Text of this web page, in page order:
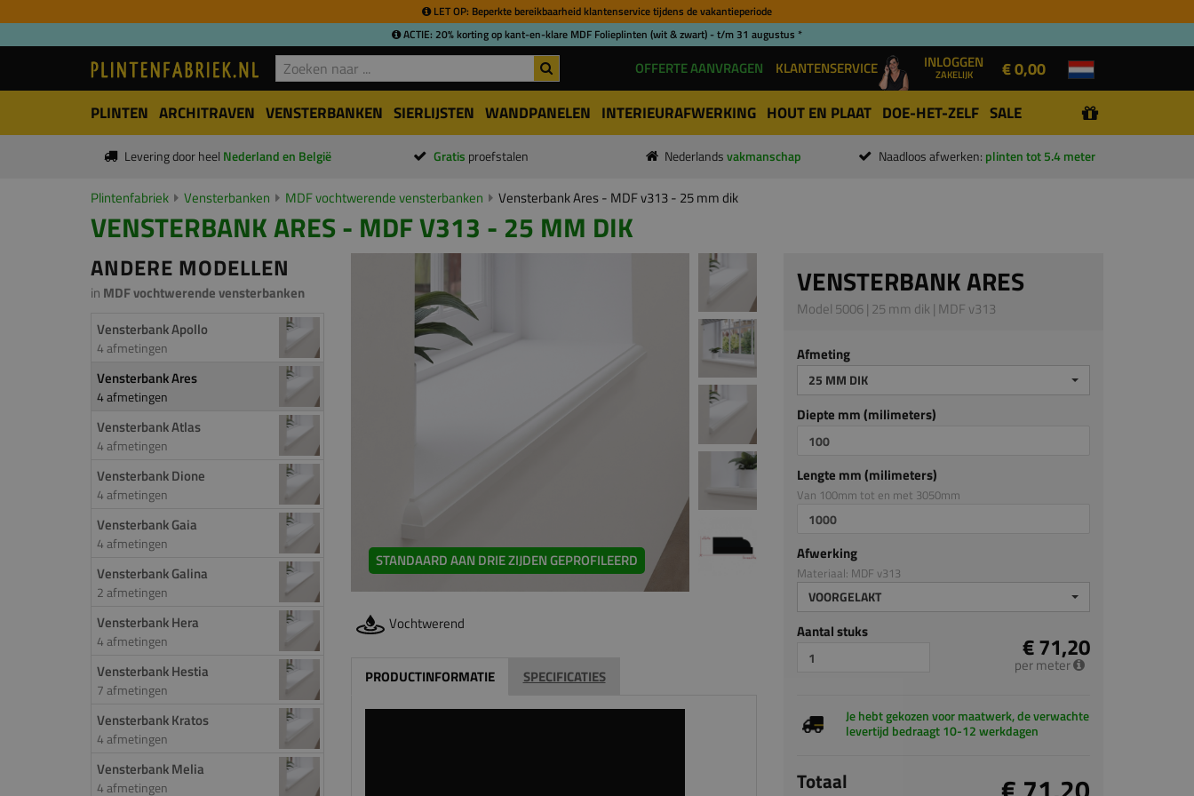
LET OP: Beperkte bereikbaarheid klantenservice tijdens de vakantieperiode
ACTIE: 20% korting op kant-en-klare MDF Folieplinten (wit & zwart) - t/m 31 augustus *
OFFERTE AANVRAGEN KLANTENSERVICE INLOGGEN
ZAKELIJK € 0,00
PLINTEN ARCHITRAVEN VENSTERBANKEN SIERLIJSTEN WANDPANELEN INTERIEURAFWERKING HOUT EN PLAAT DOE-HET-ZELF SALE
Levering door heel Nederland en België Gratis proefstalen Nederlands vakmanschap Naadloos afwerken: plinten tot 5.4 meter
Plintenfabriek Vensterbanken MDF vochtwerende vensterbanken Vensterbank Ares - MDF v313 - 25 mm dik
VENSTERBANK ARES - MDF V313 - 25 MM DIK
ANDERE MODELLEN
in MDF vochtwerende vensterbanken
Vensterbank Apollo
4 afmetingen
Vensterbank Ares
4 afmetingen
Vensterbank Atlas
4 afmetingen
Vensterbank Dione
4 afmetingen
Vensterbank Gaia
4 afmetingen
Vensterbank Galina
2 afmetingen
Vensterbank Hera
4 afmetingen
Vensterbank Hestia
7 afmetingen
Vensterbank Kratos
4 afmetingen
Vensterbank Melia
4 afmetingen
STANDAARD AAN DRIE ZIJDEN GEPROFILEERD
Vochtwerend
PRODUCTINFORMATIE SPECIFICATIES
VENSTERBANK ARES
Model 5006 | 25 mm dik | MDF v313
Afmeting
25 MM DIK
Diepte mm (milimeters)
Lengte mm (milimeters)
Van 100mm tot en met 3050mm
Afwerking
Materiaal: MDF v313
VOORGELAKT
Aantal stuks € 71,20
per meter
Je hebt gekozen voor maatwerk, de verwachte
levertijd bedraagt 10-12 werkdagen
Totaal